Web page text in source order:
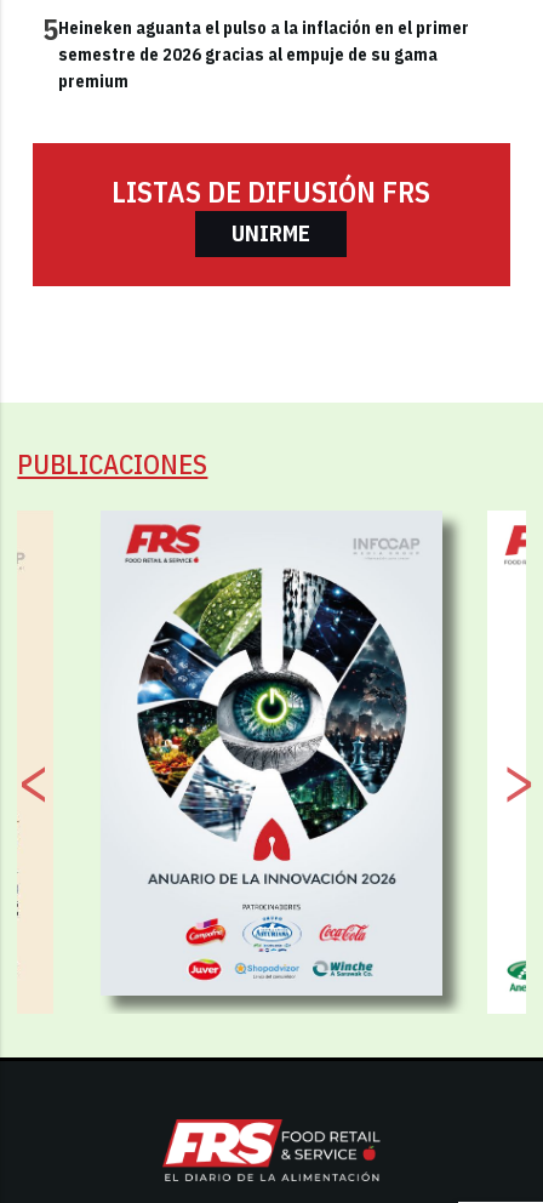
5Heineken aguanta el pulso a la inflación en el primer
semestre de 2026 gracias al empuje de su gama
premium
LISTAS DE DIFUSIÓN FRS
UNIRME
PUBLICACIONES